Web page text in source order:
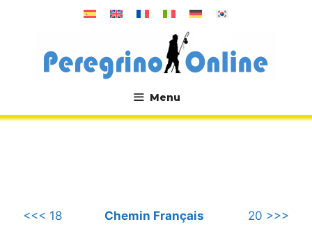
Menu
.
<<< 18 Chemin Français 20 >>>